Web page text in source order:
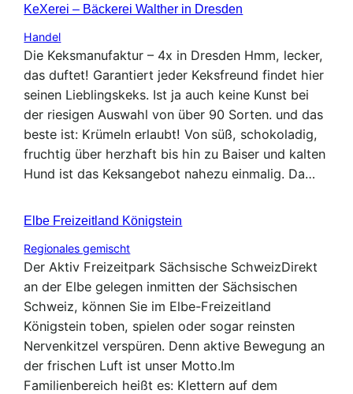
KeXerei – Bäckerei Walther in Dresden
Handel
Die Keksmanufaktur – 4x in Dresden Hmm, lecker,
das duftet! Garantiert jeder Keksfreund findet hier
seinen Lieblingskeks. Ist ja auch keine Kunst bei
der riesigen Auswahl von über 90 Sorten. und das
beste ist: Krümeln erlaubt! Von süß, schokoladig,
fruchtig über herzhaft bis hin zu Baiser und kalten
Hund ist das Keksangebot nahezu einmalig. Da…
Elbe Freizeitland Königstein
Regionales gemischt
Der Aktiv Freizeitpark Sächsische SchweizDirekt
an der Elbe gelegen inmitten der Sächsischen
Schweiz, können Sie im Elbe-Freizeitland
Königstein toben, spielen oder sogar reinsten
Nervenkitzel verspüren. Denn aktive Bewegung an
der frischen Luft ist unser Motto.Im
Familienbereich heißt es: Klettern auf dem